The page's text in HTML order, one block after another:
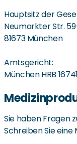
Hauptsitz der
Neumarkter Str.
81673 München
Amtsgericht:
München HRB
Sie haben Fragen
Schreiben Sie